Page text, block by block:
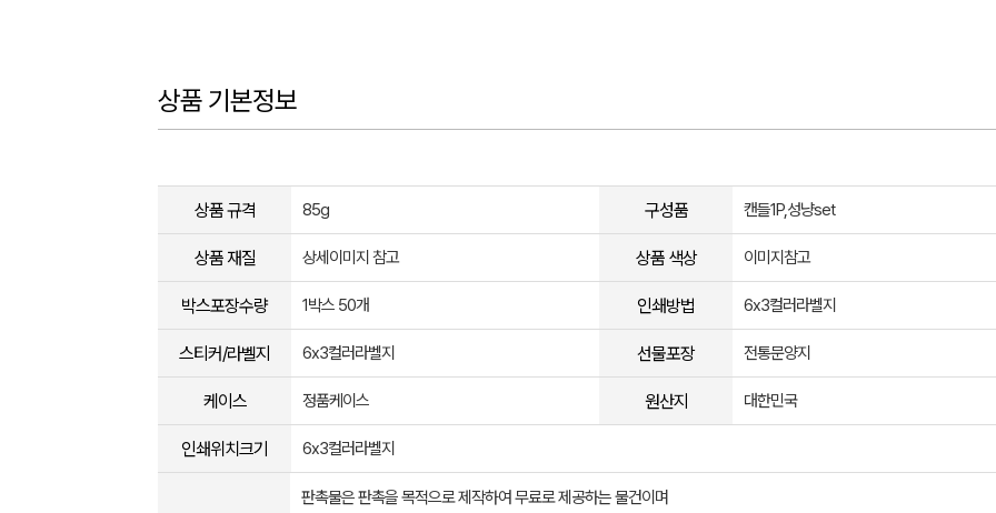
상품 기본정보
상품 규격 85g 구성품 캔들1P,성냥set
상품 재질 상세이미지 참고 상품 색상 이미지참고
박스포장수량 1박스 50개 인쇄방법 6x3컬러라벨지
스티커/라벨지 6x3컬러라벨지 선물포장 전통문양지
케이스 정품케이스 원산지 대한민국
인쇄위치크기 6x3컬러라벨지
판촉물은 판촉을 목적으로 제작하여 무료로 제공하는 물건이며